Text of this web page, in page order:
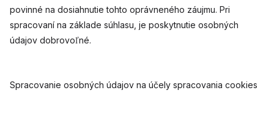
povinné na dosiahnutie tohto oprávneného záujmu. Pri
spracovaní na základe súhlasu, je poskytnutie osobných
údajov dobrovoľné.
Spracovanie osobných údajov na účely spracovania cookies